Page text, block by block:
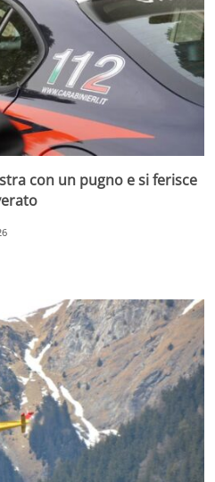
con un pugno e si ferisce